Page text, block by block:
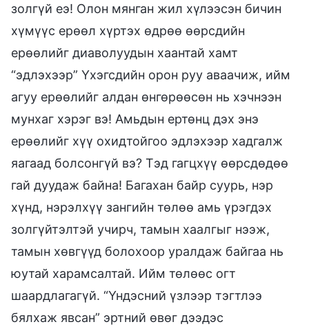
золгүй еэ! Олон мянган жил хүлээсэн бичин
хүмүүс ерөөл хүртэх өдрөө өөрсдийн
ерөөлийг диаволуудын хаантай хамт
“эдлэхээр” Үхэгсдийн орон руу аваачиж, ийм
агуу ерөөлийг алдан өнгөрөөсөн нь хэчнээн
мунхаг хэрэг вэ! Амьдын ертөнц дэх энэ
ерөөлийг хүү охидтойгоо эдлэхээр хадгалж
яагаад болсонгүй вэ? Тэд гагцхүү өөрсдөдөө
гай дуудаж байна! Багахан байр суурь, нэр
хүнд, нэрэлхүү зангийн төлөө амь үрэгдэх
золгүйтэлтэй учирч, тамын хаалгыг нээж,
тамын хөвгүүд болохоор уралдаж байгаа нь
юутай харамсалтай. Ийм төлөөс огт
шаардлагагүй. “Үндэсний үзлээр тэгтлээ
бялхаж явсан” эртний өвөг дээдэс